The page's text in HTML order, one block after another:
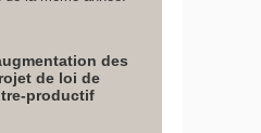
des
de loi de
productif